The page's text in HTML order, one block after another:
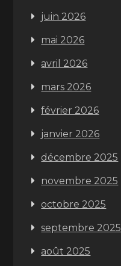
juin 2026
mai 2026
avril 2026
mars 2026
février 2026
janvier 2026
décembre 2025
novembre 2025
octobre 2025
septembre 2025
août 2025